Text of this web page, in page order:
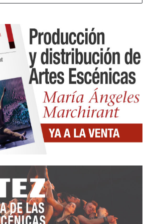
ofrecerá dos talleres prácticos
el martes 17 de septiembre de
y de 18:00 a 20:00 horas, y el
de 09:30 a 14:00
de El Fango, además de
«Standint in the
16 de septiembre desde las
horas en el Centro Municipal
Leiba